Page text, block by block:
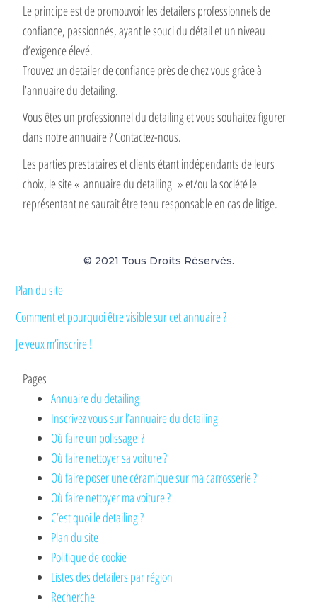
Le principe est de promouvoir les detailers professionnels de
confiance, passionnés, ayant le souci du détail et un niveau
d’exigence élevé.
Trouvez un detailer de confiance près de chez vous grâce à
l’annuaire du detailing.
Vous êtes un professionnel du detailing et vous souhaitez figurer
dans notre annuaire ? Contactez-nous.
Les parties prestataires et clients étant indépendants de leurs
choix, le site « annuaire du detailing » et/ou la société le
représentant ne saurait être tenu responsable en cas de litige.
© 2021 Tous Droits Réservés.
Plan du site
Comment et pourquoi être visible sur cet annuaire ?
Je veux m’inscrire !
Pages
Annuaire du detailing
Inscrivez vous sur l’annuaire du detailing
Où faire un polissage ?
Où faire nettoyer sa voiture ?
Où faire poser une céramique sur ma carrosserie ?
Où faire nettoyer ma voiture ?
C’est quoi le detailing ?
Plan du site
Politique de cookie
Listes des detailers par région
Recherche